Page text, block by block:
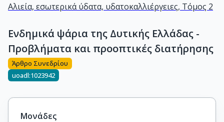
Αλιεία, εσωτερικά ύδατα, υδατοκαλλιέργειες, Τόμος 2
Ενδημικά ψάρια της Δυτικής Ελλάδας -
Προβλήματα και προοπτικές διατήρησης
Άρθρο Συνεδρίου
uoadl:1023942
Μονάδες